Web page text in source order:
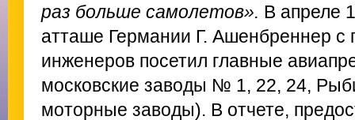
раз больше самолетов». В апреле
атташе Германии Г. Ашенбреннер с
инженеров посетил главные
московские заводы № 1, 22, 24,
моторные заводы). В отчете,